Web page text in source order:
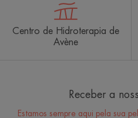
Centro de Hidroterapia de
Avène
Receber a
Estamos sempre aqui pela sua